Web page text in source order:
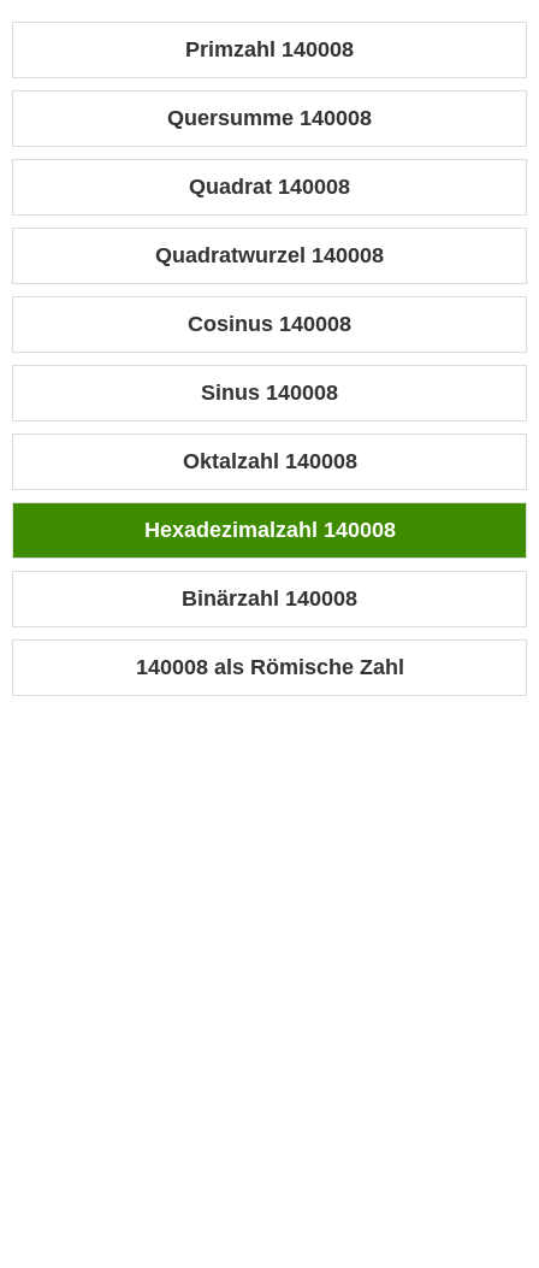
Primzahl 140008
Quersumme 140008
Quadrat 140008
Quadratwurzel 140008
Cosinus 140008
Sinus 140008
Oktalzahl 140008
Hexadezimalzahl 140008
Binärzahl 140008
140008 als Römische Zahl